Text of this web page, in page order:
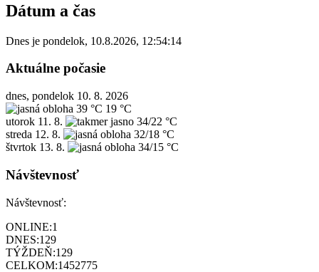
Dátum a čas
Dnes je pondelok, 10.8.2026, 12:54:14
Aktuálne počasie
dnes, pondelok 10. 8. 2026
39 °C 19 °C
utorok 11. 8.
34/22 °C
streda 12. 8.
32/18 °C
štvrtok 13. 8. 34/15 °C
Návštevnosť
Návštevnosť:
ONLINE:1
DNES:129
TÝŽDEŇ:129
CELKOM:1452775